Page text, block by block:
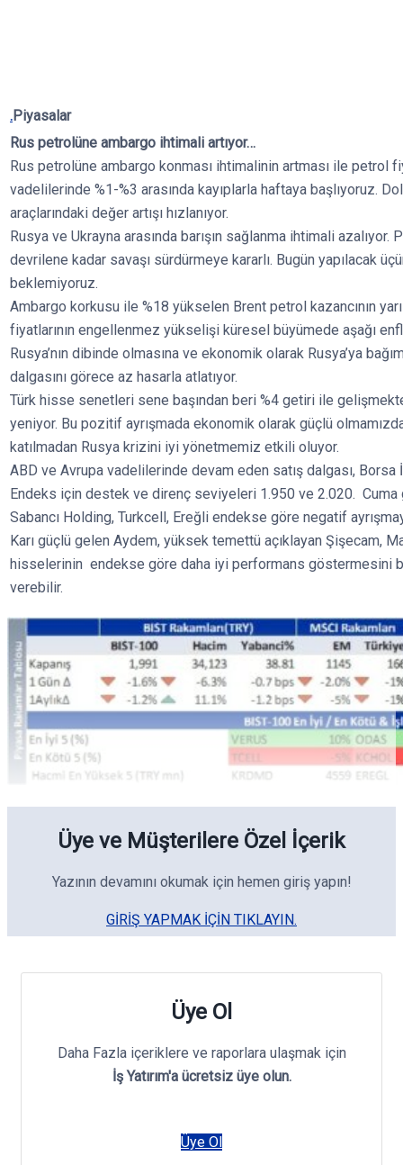
.Piyasalar
Rus petrolüne ambargo ihtimali artıyor…
Rus petrolüne ambargo konması ihtimalinin artması ile petrol
vadelilerinde %1-%3 arasında kayıplarla haftaya başlıyoruz.
araçlarındaki değer artışı hızlanıyor.
Rusya ve Ukrayna arasında barışın sağlanma ihtimali
devrilene kadar savaşı sürdürmeye kararlı. Bugün yapılacak
beklemiyoruz.
Ambargo korkusu ile %18 yükselen Brent petrol kazancının
fiyatlarının engellenmez yükselişi küresel büyümede aşağı
Rusya’nın dibinde olmasına ve ekonomik olarak Rusya’ya
dalgasını görece az hasarla atlatıyor.
Türk hisse senetleri sene başından beri %4 getiri ile
yeniyor. Bu pozitif ayrışmada ekonomik olarak güçlü
katılmadan Rusya krizini iyi yönetmemiz etkili oluyor.
ABD ve Avrupa vadelilerinde devam eden satış dalgası, Borsa
Endeks için destek ve direnç seviyeleri 1.950 ve 2.020. Cuma
Sabancı Holding, Turkcell, Ereğli endekse göre negatif
Karı güçlü gelen Aydem, yüksek temettü açıklayan Şişecam,
hisselerinin endekse göre daha iyi performans göstermesini
verebilir.
Üye ve Müşterilere Özel İçerik
Yazının devamını okumak için hemen giriş yapın!
GIRIŞ YAPMAK IÇIN TIKLAYIN.
Üye Ol
Daha Fazla içeriklere ve raporlara ulaşmak için
İş Yatırım'a ücretsiz üye olun.
Üye Ol